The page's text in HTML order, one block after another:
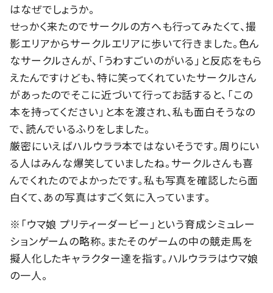
はなぜでしょうか。
せっかく来たのでサークルの方へも行ってみたくて、撮
影エリアからサークルエリアに歩いて行きました。色ん
なサークルさんが、「うわすごいのがいる」と反応をもら
えたんですけども、特に笑ってくれていたサークルさん
があったのでそこに近づいて行ってお話すると、「この
本を持ってください」と本を渡され、私も面白そうなの
で、読んでいるふりをしました。
厳密にいえばハルウララ本ではないそうです。周りにい
る人はみんな爆笑していましたね。サークルさんも喜
んでくれたのでよかったです。私も写真を確認したら面
白くて、あの写真はすごく気に入っています。
※「ウマ娘 プリティーダービー」という育成シミュレー
ションゲームの略称。またそのゲームの中の競走馬を
擬人化したキャラクター達を指す。ハルウララはウマ娘
の一人。